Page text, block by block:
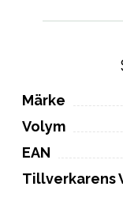
Märke
Volym
EAN
Tillverkarens